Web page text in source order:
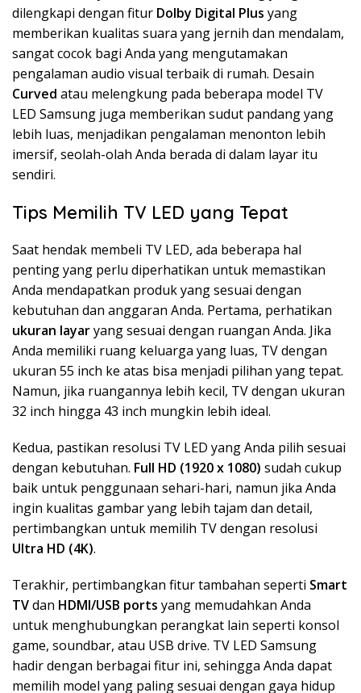
dilengkapi dengan fitur Dolby Digital Plus yang
memberikan kualitas suara yang jernih dan mendalam,
sangat cocok bagi Anda yang mengutamakan
pengalaman audio visual terbaik di rumah. Desain
Curved atau melengkung pada beberapa model TV
LED Samsung juga memberikan sudut pandang yang
lebih luas, menjadikan pengalaman menonton lebih
imersif, seolah-olah Anda berada di dalam layar itu
sendiri.
Tips Memilih TV LED yang Tepat
Saat hendak membeli TV LED, ada beberapa hal
penting yang perlu diperhatikan untuk memastikan
Anda mendapatkan produk yang sesuai dengan
kebutuhan dan anggaran Anda. Pertama, perhatikan
ukuran layaryang sesuai dengan ruangan Anda. Jika
Anda memiliki ruang keluarga yang luas, TV dengan
ukuran 55 inch ke atas bisa menjadi pilihan yang tepat.
Namun, jika ruangannya lebih kecil, TV dengan ukuran
32 inch hingga 43 inch mungkin lebih ideal.
Kedua, pastikan resolusi TV LED yang Anda pilih sesuai
dengan kebutuhan. Full HD (1920 x 1080) sudah cukup
baik untuk penggunaan sehari-hari, namun jika Anda
ingin kualitas gambar yang lebih tajam dan detail,
pertimbangkan untuk memilih TV dengan resolusi
Ultra HD (4K).
Terakhir, pertimbangkan fitur tambahan seperti Smart
TVdan HDMI/USB ports yang memudahkan Anda
untuk menghubungkan perangkat lain seperti konsol
game, soundbar, atau USB drive. TV LED Samsung
hadir dengan berbagai fitur ini, sehingga Anda dapat
memilih model yang paling sesuai dengan gaya hidup